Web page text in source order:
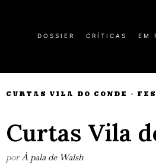
DOSSIER CRÍTICAS EM
CURTAS VILA DO CONDE ·
Curtas Vila
por À pala de Walsh